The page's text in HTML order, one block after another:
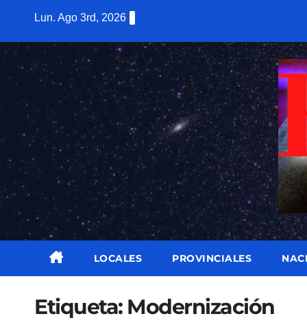
contenido
Lun. Ago 3rd, 2026
LOCALES PROVINCIALES
Etiqueta: Modernización